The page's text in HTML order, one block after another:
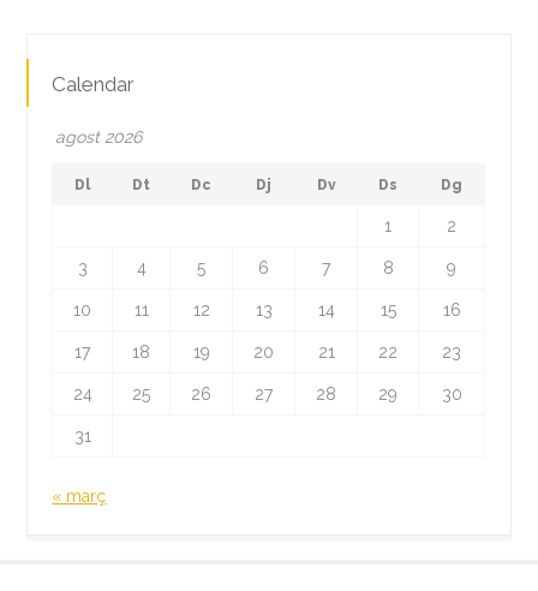
Calendar
agost 2026
Dl Dt Dc Dj Dv Ds Dg
1 2
3 4 5 6 7 8 9
10 11 12 13 14 15 16
17 18 19 20 21 22 23
24 25 26 27 28 29 30
31
« març